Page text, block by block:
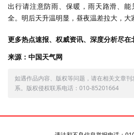
出行请注意防雨、保暖，雨天路滑、
全。明后天升温明显，昼夜温差拉大，大
更多热点速报、权威资讯、深度分析尽
来源：中国天气网
如遇作品内容、版权等问题，请在相关文章
系。版权侵权联系电话：010-85201664